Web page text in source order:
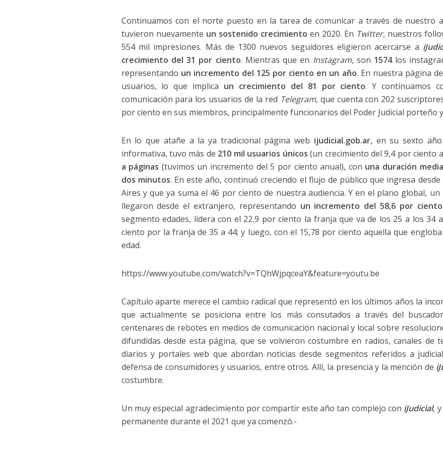
Continuamos con el norte puesto en la tarea de comunicar a través de nuestro
tuvieron nuevamente un sostenido crecimiento en 2020. En Twitter, nuestros
554 mil impresiones. Más de 1300 nuevos seguidores eligieron acercarse a
crecimiento del 31 por ciento. Mientras que en Instagram, son 1574los
representando un incremento del 125 por ciento en un año. En nuestra página de
usuarios, lo que implica un crecimiento del 81 por ciento. Y continuamos
comunicación para los usuarios de la red Telegram, que cuenta con 202
por ciento en sus miembros, principalmente funcionarios del Poder Judicial porteño
En lo que atañe a la ya tradicional página web ijudicial.gob.ar, en su sexto
informativa, tuvo más de 210 mil usuarios únicos (un crecimiento del 9,4 por ciento
a páginas (tuvimos un incremento del 5 por ciento anual), con una duración
dos minutos. En este año, continuó creciendo el flujo de público que ingresa
Aires y que ya suma el 46 por ciento de nuestra audiencia. Y en el plano global,
llegaron desde el extranjero, representando un incremento del 58,6 por
segmento edades, lidera con el 22,9 por ciento la franja que va de los 25 a los 34
ciento por la franja de 35 a 44; y luego, con el 15,78 por ciento aquella que
edad.
https://www.youtube.com/watch?v=TQhWjpqceaY&feature=youtu.be
Capítulo aparte merece el cambio radical que representó en los últimos años la
que actualmente se posiciona entre los más consutados a través del
centenares de rebotes en medios de comunicación nacional y local sobre
difundidas desde esta página, que se volvieron costumbre en radios, canales de
diarios y portales web que abordan noticias desde segmentos referidos a
defensa de consumidores y usuarios, entre otros. Allí, la presencia y la mención de
costumbre.
Un muy especial agradecimiento por compartir este año tan complejo con iJudicial,
permanente durante el 2021 que ya comenzó.-